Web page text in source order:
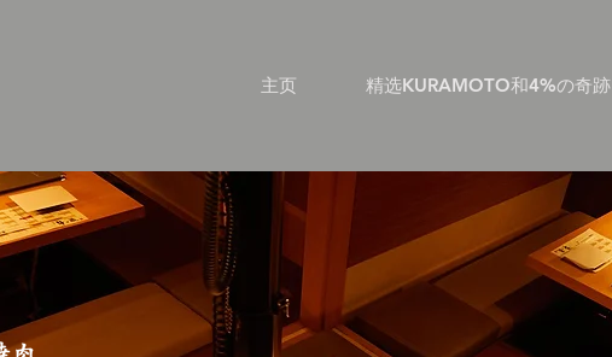
主页 精选KURAMOTO和4%の奇跡